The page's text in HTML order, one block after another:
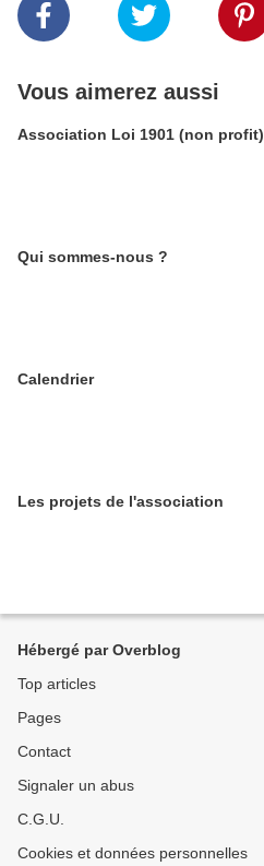
Vous aimerez aussi
Association Loi 1901 (non profit)
Qui sommes-nous ?
Calendrier
Les projets de l'association
Hébergé par Overblog
Top articles
Pages
Contact
Signaler un abus
C.G.U.
Cookies et données personnelles